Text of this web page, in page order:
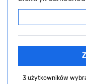
3 użytkowników